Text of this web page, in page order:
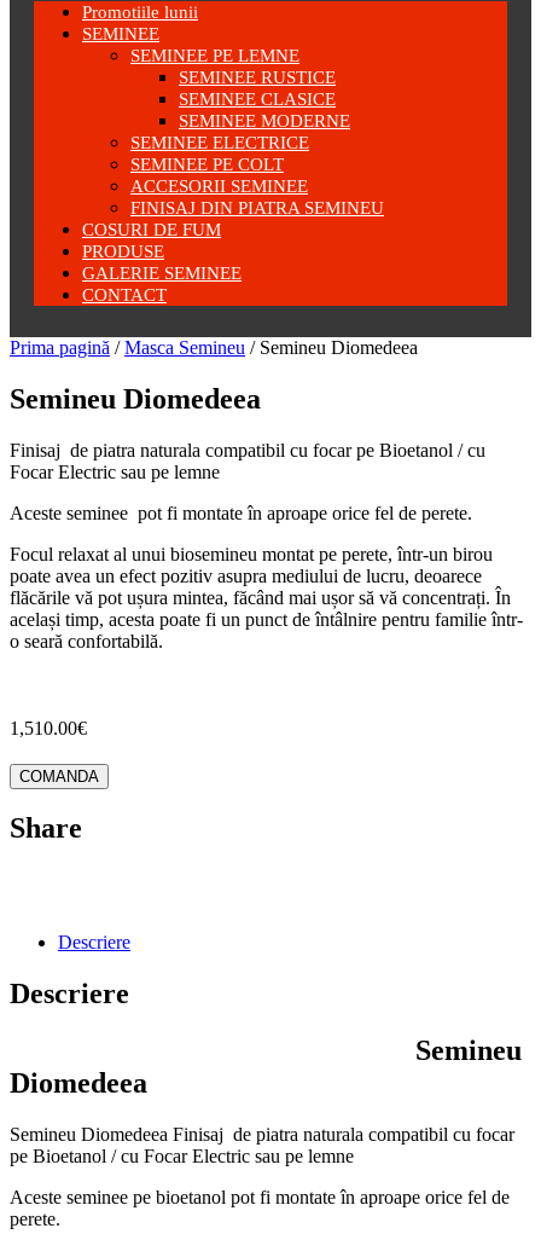
Promotiile lunii
SEMINEE
SEMINEE PE LEMNE
SEMINEE RUSTICE
SEMINEE CLASICE
SEMINEE MODERNE
SEMINEE ELECTRICE
SEMINEE PE COLT
ACCESORII SEMINEE
FINISAJ DIN PIATRA SEMINEU
COSURI DE FUM
PRODUSE
GALERIE SEMINEE
CONTACT
Prima pagină /Masca Semineu / Semineu Diomedeea
Semineu Diomedeea
Finisaj de piatra naturala compatibil cu focar pe Bioetanol / cu
Focar Electric sau pe lemne
Aceste seminee pot fi montate în aproape orice fel de perete.
Focul relaxat al unui biosemineu montat pe perete, într-un birou
poate avea un efect pozitiv asupra mediului de lucru, deoarece
flăcările vă pot ușura mintea, făcând mai ușor să vă concentrați. În
același timp, acesta poate fi un punct de întâlnire pentru familie într-
o seară confortabilă.
1,510.00€
COMANDA
Share
Descriere
Descriere
Semineu
Diomedeea
Semineu Diomedeea Finisaj de piatra naturala compatibil cu focar
pe Bioetanol / cu Focar Electric sau pe lemne
Aceste seminee pe bioetanol pot fi montate în aproape orice fel de
perete.